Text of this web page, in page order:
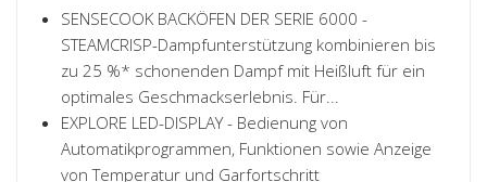
SENSECOOK BACKÖFEN DER SERIE 6000 -
STEAMCRISP-Dampfunterstützung kombinieren bis
zu 25 %* schonenden Dampf mit Heißluft für ein
optimales Geschmackserlebnis. Für...
EXPLORE LED-DISPLAY - Bedienung von
Automatikprogrammen, Funktionen sowie Anzeige
von Temperatur und Garfortschritt